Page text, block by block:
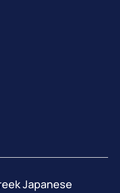
Japanese